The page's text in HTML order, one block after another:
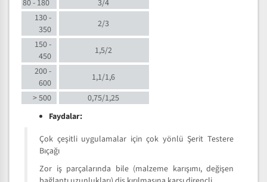
80 - 180
3/4
130 -
350
2/3
150 -
450
1,5/2
200 -
600
1,1/1,6
> 500
0,75/1,25
Faydalar:
Çok çeşitli uygulamalar için çok yönlü Şerit Testere
Bıçağı
Zor iş parçalarında bile (malzeme karışımı, değişen